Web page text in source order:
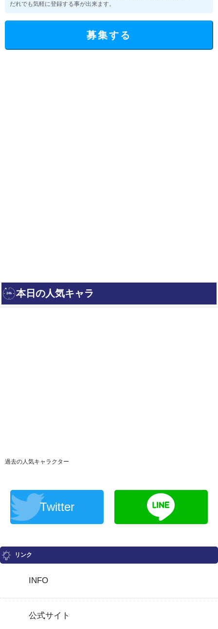
だれでも気軽に登録する事が出来ます。
募集する
過去の人気キャラクター
Twitter
リンク
INFO
公式サイト